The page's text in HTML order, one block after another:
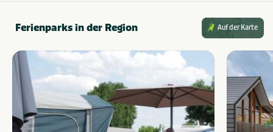
Ferienparks in der Region Auf der Karte